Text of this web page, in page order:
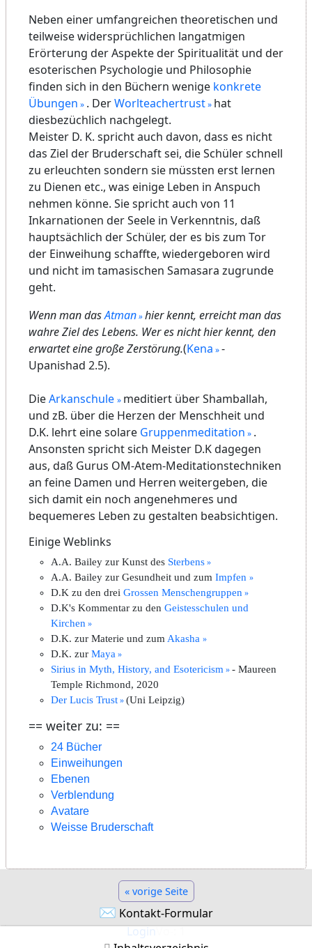
Neben einer umfangreichen theoretischen und
teilweise widersprüchlichen langatmigen
Erörterung der Aspekte der Spiritualität und der
esoterischen Psychologie und Philosophie
finden sich in den Büchern wenige konkrete
Übungen
. DerWorlteachertrust hat
diesbezüchlich nachgelegt.
Meister D. K. spricht auch davon, dass es nicht
das Ziel der Bruderschaft sei, die Schüler schnell
zu erleuchten sondern sie müssten erst lernen
zu Dienen etc., was einige Leben in Anspuch
nehmen könne. Sie spricht auch von 11
Inkarnationen der Seele in Verkenntnis, daß
hauptsächlich der Schüler, der es bis zum Tor
der Einweihung schaffte, wiedergeboren wird
und nicht im tamasischen Samasara zugrunde
geht.
Wenn man dasAtman hier kennt, erreicht man das
wahre Ziel des Lebens. Wer es nicht hier kennt, den
erwartet eine große Zerstörung.(Kena -
Upanishad 2.5).
DieArkanschule
meditiert über Shamballah,
und zB. über die Herzen der Menschheit und
D.K. lehrt eine solare Gruppenmeditation
.
Ansonsten spricht sich Meister D.K dagegen
aus, daß Gurus OM-Atem-Meditationstechniken
an feine Damen und Herren weitergeben, die
sich damit ein noch angenehmeres und
bequemeres Leben zu gestalten beabsichtigen.
Einige Weblinks
A.A. Bailey zur Kunst des Sterbens
A.A. Bailey zur Gesundheit und zum Impfen
D.K zu den drei Grossen Menschengruppen
D.K's Kommentar zu den Geistesschulen und
Kirchen
D.K. zur Materie und zum Akasha
D.K. zur Maya
Sirius in Myth, History, and Esotericism
- Maureen
Temple Richmond, 2020
Der Lucis Trust
(Uni Leipzig)
== weiter zu: ==
24 Bücher
Einweihungen
Ebenen
Verblendung
Avatare
Weisse Bruderschaft
« vorige Seite
✉ Kontakt-Formular
LoginVo-: 1